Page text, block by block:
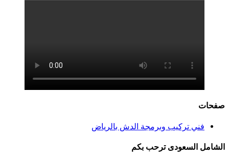
صفحات
فني تركيب وبرمجة الدش بالرياض
الشامل السعودى ترحب بكم